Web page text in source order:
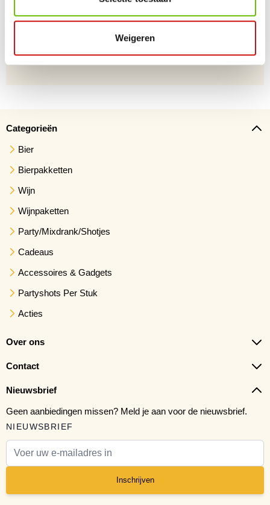
Weigeren
Voor 23.59 besteld, morgen verzonden
Snelle levering. 1 werkdag geleverd na verzending
Categorieën
Bier
Bierpakketten
Wijn
Wijnpaketten
Party/Mixdrank/Shotjes
Cadeaus
Accessoires & Gadgets
Partyshots Per Stuk
Acties
Over ons
Contact
Nieuwsbrief
Geen aanbiedingen missen? Meld je aan voor de nieuwsbrief.
NIEUWSBRIEF
Inschrijven